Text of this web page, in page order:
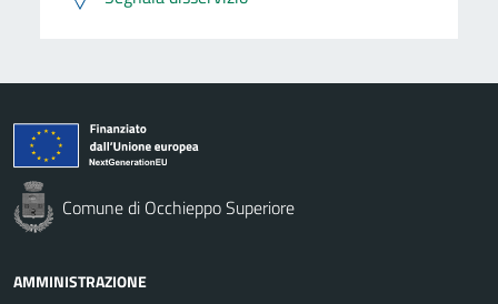
Comune di Occhieppo Superiore
AMMINISTRAZIONE